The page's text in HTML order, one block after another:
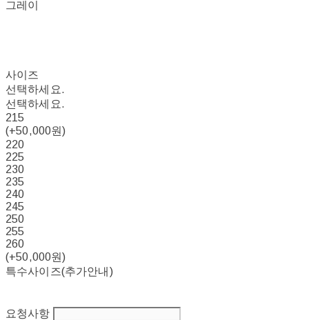
그레이
사이즈
선택하세요.
선택하세요.
215
(+50,000원)
220
225
230
235
240
245
250
255
260
(+50,000원)
특수사이즈(추가안내)
요청사항